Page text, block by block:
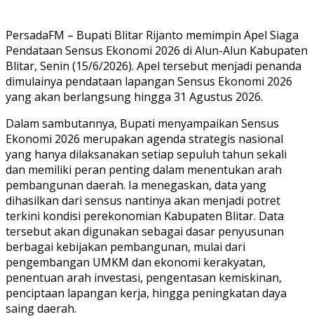
PersadaFM – Bupati Blitar Rijanto memimpin Apel Siaga
Pendataan Sensus Ekonomi 2026 di Alun-Alun Kabupaten
Blitar, Senin (15/6/2026). Apel tersebut menjadi penanda
dimulainya pendataan lapangan Sensus Ekonomi 2026
yang akan berlangsung hingga 31 Agustus 2026.
Dalam sambutannya, Bupati menyampaikan Sensus
Ekonomi 2026 merupakan agenda strategis nasional
yang hanya dilaksanakan setiap sepuluh tahun sekali
dan memiliki peran penting dalam menentukan arah
pembangunan daerah. Ia menegaskan, data yang
dihasilkan dari sensus nantinya akan menjadi potret
terkini kondisi perekonomian Kabupaten Blitar. Data
tersebut akan digunakan sebagai dasar penyusunan
berbagai kebijakan pembangunan, mulai dari
pengembangan UMKM dan ekonomi kerakyatan,
penentuan arah investasi, pengentasan kemiskinan,
penciptaan lapangan kerja, hingga peningkatan daya
saing daerah.